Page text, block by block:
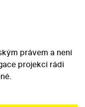
právem a není
projekcí rádi